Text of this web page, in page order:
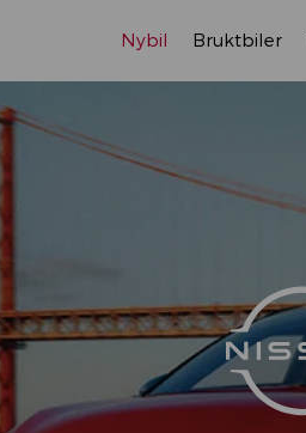
Nybil Bruktbiler